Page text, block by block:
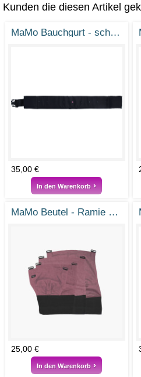
Kunden die diesen Artikel
MaMo Bauchgurt - schwarz
35,00 €
In den Warenkorb
MaMo Beutel - Ramie Brombeer
25,00 €
In den Warenkorb